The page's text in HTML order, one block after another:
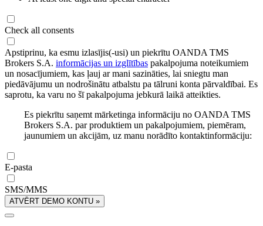
Check all consents
Apstiprinu, ka esmu izlasījis(-usi) un piekrītu OANDA TMS
Brokers S.A. informācijas un izglītības pakalpojuma noteikumiem
un nosacījumiem, kas ļauj ar mani sazināties, lai sniegtu man
piedāvājumu un nodrošinātu atbalstu pa tālruni konta pārvaldībai. Es
saprotu, ka varu no šī pakalpojuma jebkurā laikā atteikties.
Es piekrītu saņemt mārketinga informāciju no OANDA TMS
Brokers S.A. par produktiem un pakalpojumiem, piemēram,
jaunumiem un akcijām, uz manu norādīto kontaktinformāciju:
E-pasta
SMS/MMS
ATVĒRT DEMO KONTU »